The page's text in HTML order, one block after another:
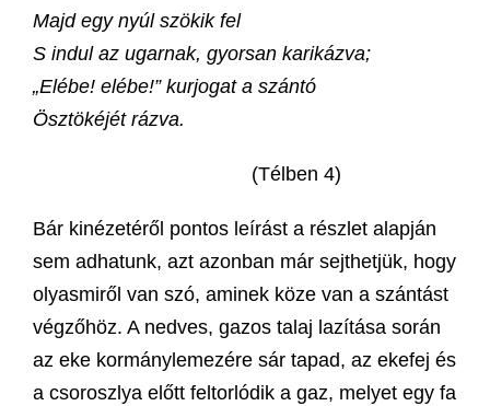
Majd egy nyúl szökik fel
S indul az ugarnak, gyorsan karikázva;
„Elébe! elébe!” kurjogat a szántó
Ösztökéjét rázva.
(Télben 4)
Bár kinézetéről pontos leírást a részlet alapján
sem adhatunk, azt azonban már sejthetjük, hogy
olyasmiről van szó, aminek köze van a szántást
végzőhöz. A nedves, gazos talaj lazítása során
az eke kormánylemezére sár tapad, az ekefej és
a csoroszlya előtt feltorlódik a gaz, melyet egy fa